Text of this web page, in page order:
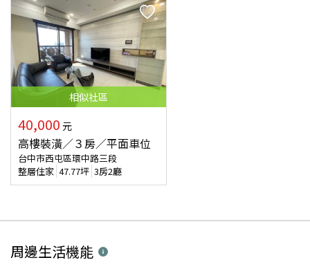
相似社區
40,000 元
高樓裝潢／３房／平面車位
台中市西屯區環中路三段
整層住家 47.77坪 3房2廳
周邊生活機能